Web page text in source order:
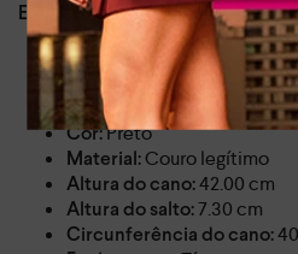
ESPECIFICAÇÕES DO
SKU: D2383-0001
Dakota
Gênero: Feminino
Cor:Preto
Material: Couro legítimo
Altura do cano: 42.00 cm
Altura do salto: 7.30 cm
Circunferência do cano: